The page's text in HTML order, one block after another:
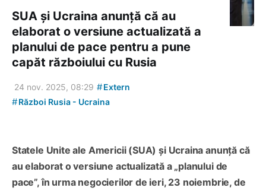
SUA și Ucraina anunță că au
elaborat o versiune actualizată a
planului de pace pentru a pune
capăt războiului cu Rusia
24 nov. 2025, 08:29 #Extern
#Război Rusia - Ucraina
Statele Unite ale Americii (SUA) și Ucraina anunță că
au elaborat o versiune actualizată a „planului de
pace”, în urma negocierilor de ieri, 23 noiembrie, de